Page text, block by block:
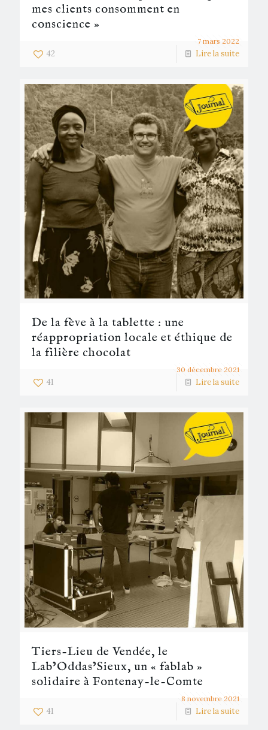
7 mars 2022
mes clients consomment en
conscience »
42 Lire la suite
30 décembre 2021
De la fève à la tablette : une
réappropriation locale et éthique de
la filière chocolat
41 Lire la suite
8 novembre 2021
Tiers-Lieu de Vendée, le
Lab’Oddas’Sieux, un « fablab »
solidaire à Fontenay-le-Comte
41 Lire la suite